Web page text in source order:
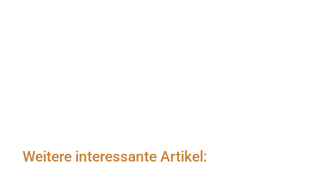
Weitere interessante Artikel: